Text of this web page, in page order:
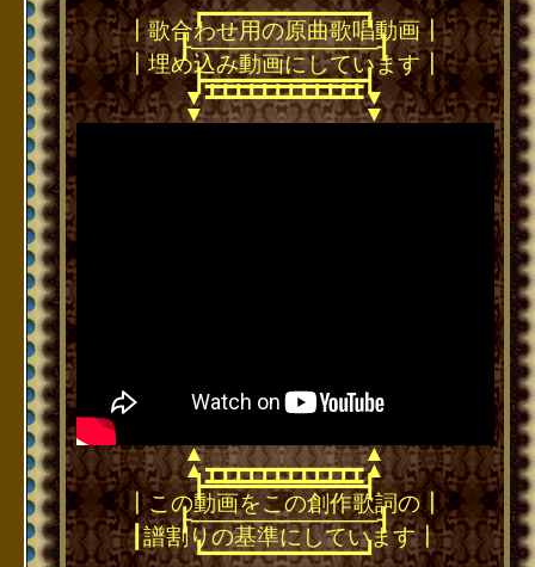
┏━━━━━━━━━━━━┓
┃歌合わせ用の原曲歌唱動画┃
┠────────────┨
┃埋め込み動画にしています┃
┣━━━━━━━━━━━━┫
▼━━━━━━━━━━━━▼
▼
┻┻┻┻┻┻┻┻┻┻┻┻
▼
▲
┳┳┳┳┳┳┳┳┳┳┳┳
▲
▲━━━━━━━━━━━━▲
┣━━━━━━━━━━━━┫
┃この動画をこの創作歌詞の┃
┠────────────┨
┃譜割りの基準にしています┃
┗━━━━━━━━━━━━┛